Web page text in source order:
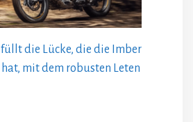
füllt die Lücke, die die Imber
mit dem robusten Leten